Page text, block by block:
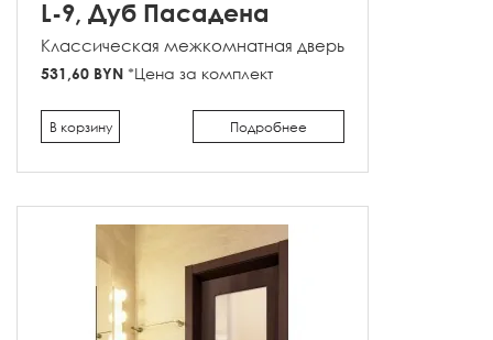
L-9, Дуб Пасадена
Классическая межкомнатная дверь
531,60 BYN *Цена за комплект
Подробнее
В корзину